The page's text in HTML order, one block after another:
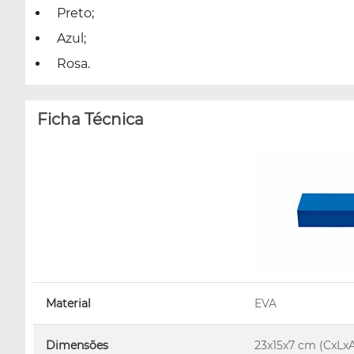
Preto;
Azul;
Rosa.
Ficha Técnica
Material EVA
Dimensões 23x15x7 cm